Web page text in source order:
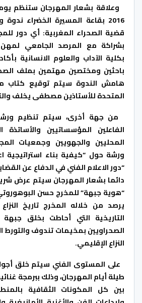
2016 بقاعة المسيرة الخضراء
قضية الصحراء المغربية: أي دور
بشراكة مع المرصد الجامعي لمهن
بكلية الآداب والعلوم الانسانية
باحثين ومختصين مهتمين بملف
هامش الندوة سيتم توقيع كتاب
المتحدة للأستاذين مصطفى يخلف
من جهة أخرى، سيتم تنظيم
الفاعلين المؤسساتيين والأساتذة
المحليين والجهويين وجمعيات
ورشة حول “كيفية بناء استراتيجية
“دور الاعلام الفني في الدفاع عن
دائما بشعار المهرجان سيتم عرض
“هوية جبهة” للمخرج حسن
يرصد من خلاله المخرج تاريخ
التاريخية التي أحاطت بخلق جبهة
الصحراويين بمخيمات تندوف والتورط
النزاع الإقليمي.
على المستوى الفني سيتم خلق
طيلة أيام المهرجان، وذلك ببرمجة
بين كل المكونات الثقافية